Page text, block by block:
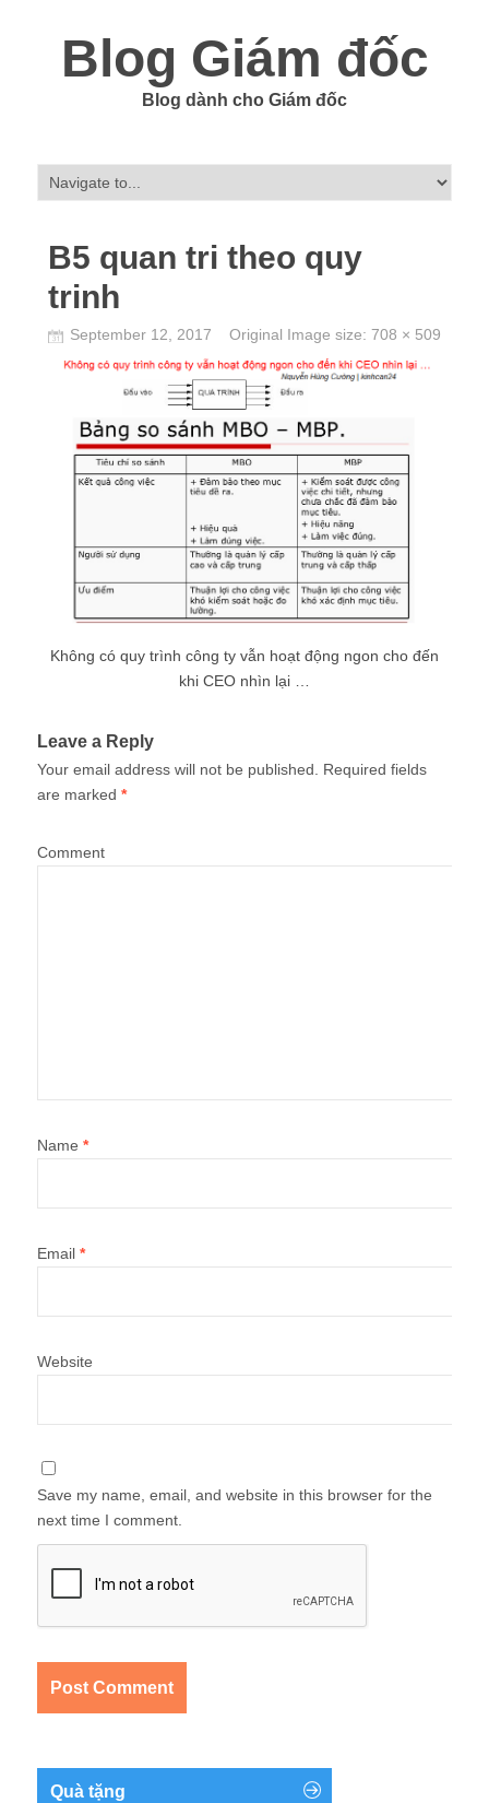
Blog Giám đốc
Blog dành cho Giám đốc
B5 quan tri theo quy
trinh
September 12, 2017 Original Image size: 708 × 509
Không có quy trình công ty vẫn hoạt động ngon cho đến
khi CEO nhìn lại …
Leave a Reply
Your email address will not be published. Required fields
are marked *
Comment
Name *
Email *
Website
Save my name, email, and website in this browser for the
next time I comment.
Quà tặng